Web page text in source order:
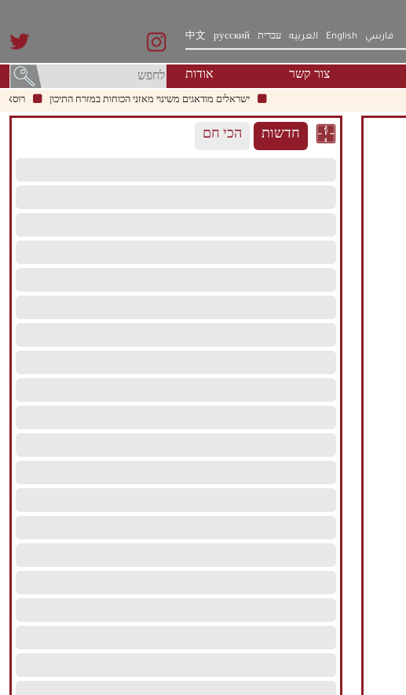
فارسي English العربيه עברית русский
中文
צור קשר אודות
רוסאטום ישראלים מודאגים משינוי מאזני הכוחות במזרח התיכון
חדשות הכי חם